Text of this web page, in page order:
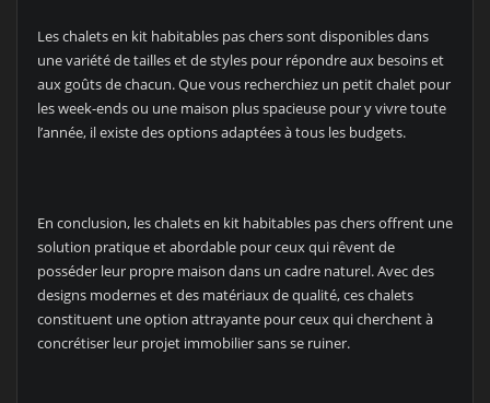
Les chalets en kit habitables pas chers sont disponibles dans
une variété de tailles et de styles pour répondre aux besoins et
aux goûts de chacun. Que vous recherchiez un petit chalet pour
les week-ends ou une maison plus spacieuse pour y vivre toute
l’année, il existe des options adaptées à tous les budgets.
En conclusion, les chalets en kit habitables pas chers offrent une
solution pratique et abordable pour ceux qui rêvent de
posséder leur propre maison dans un cadre naturel. Avec des
designs modernes et des matériaux de qualité, ces chalets
constituent une option attrayante pour ceux qui cherchent à
concrétiser leur projet immobilier sans se ruiner.